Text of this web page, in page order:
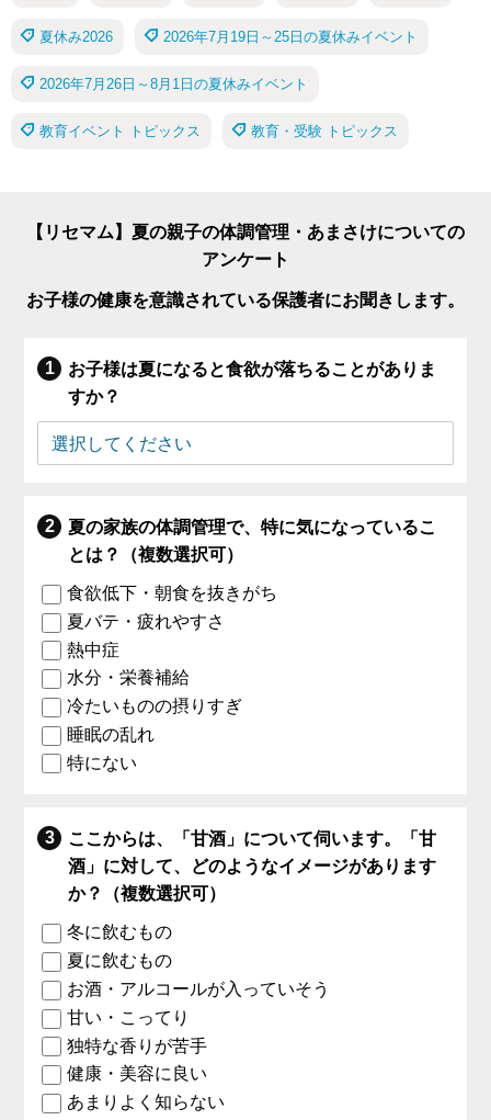
夏休み2026 2026年7月19日～25日の夏休みイベント
2026年7月26日～8月1日の夏休みイベント
教育イベント トピックス 教育・受験 トピックス
【リセマム】夏の親子の体調管理・あまさけについての
アンケート
お子様の健康を意識されている保護者にお聞きします。
お子様は夏になると食欲が落ちることがありま
すか？
夏の家族の体調管理で、特に気になっているこ
とは？（複数選択可）
食欲低下・朝食を抜きがち
夏バテ・疲れやすさ
熱中症
水分・栄養補給
冷たいものの摂りすぎ
睡眠の乱れ
特にない
ここからは、「甘酒」について伺います。「甘
酒」に対して、どのようなイメージがあります
か？（複数選択可）
冬に飲むもの
夏に飲むもの
お酒・アルコールが入っていそう
甘い・こってり
独特な香りが苦手
健康・美容に良い
あまりよく知らない